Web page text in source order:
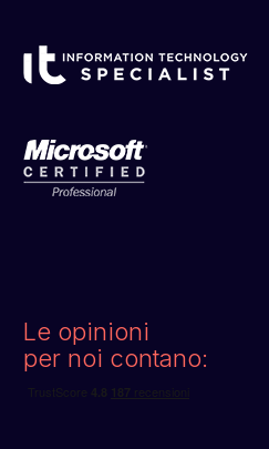
Le opinioni
per noi contano: